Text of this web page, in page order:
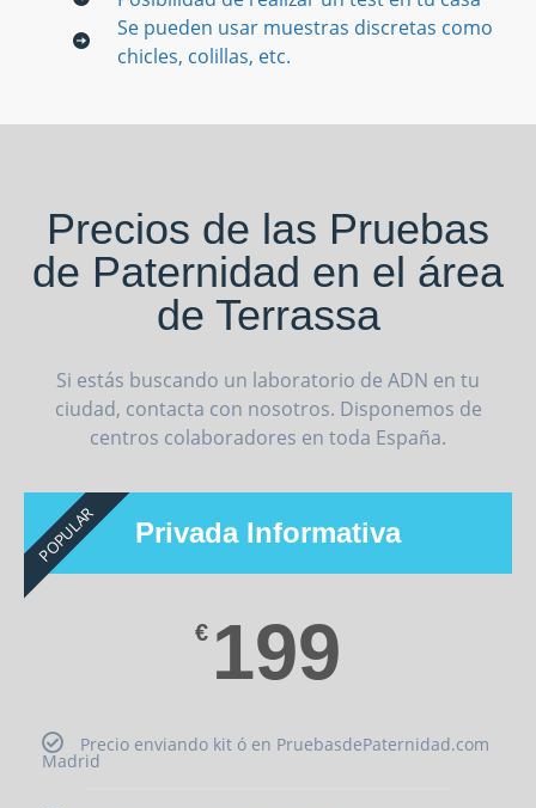
Se pueden usar muestras discretas como
chicles, colillas, etc.
Precios de las Pruebas
de Paternidad en el área
de Terrassa
Si estás buscando un laboratorio de ADN en tu
ciudad, contacta con nosotros. Disponemos de
centros colaboradores en toda España.
Privada Informativa
€ 199
Precio enviando kit ó en PruebasdePaternidad.com
Madrid
POPULAR